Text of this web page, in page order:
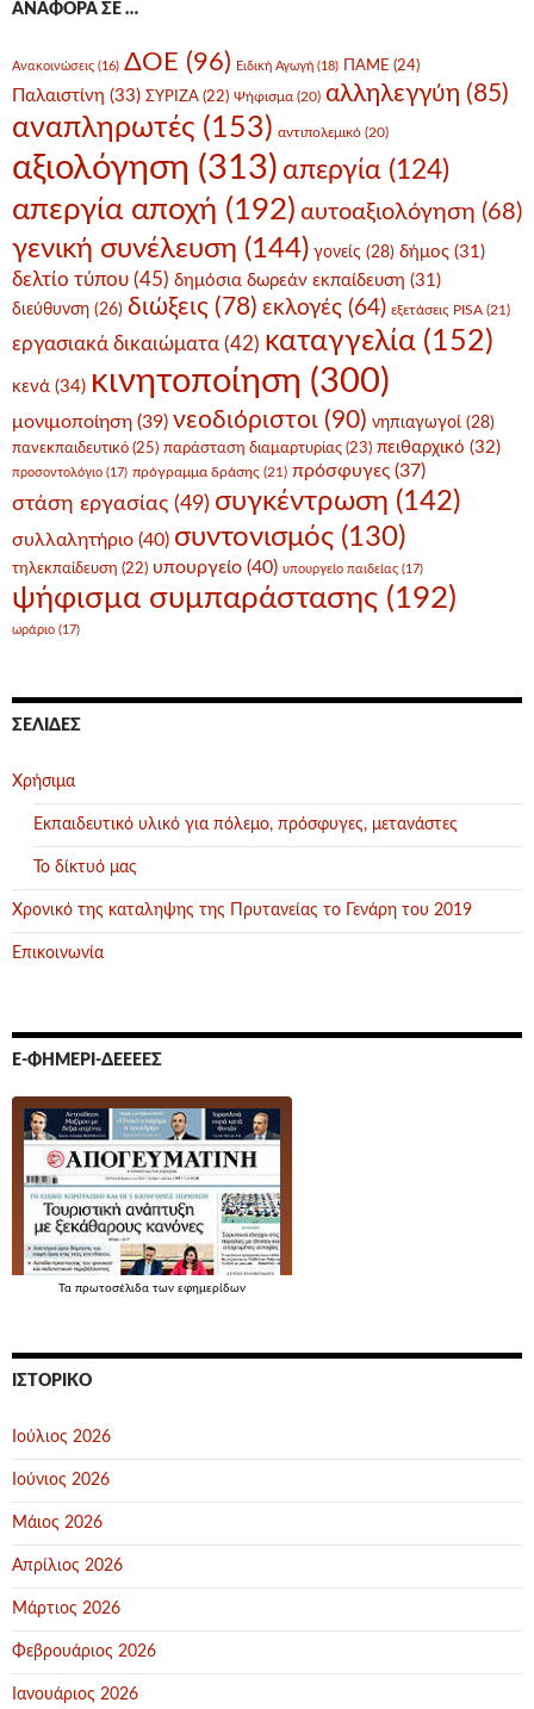
ΑΝΑΦΟΡΆ ΣΕ …
Ανακοινώσεις (16) ΔΟΕ (96) Ειδική Αγωγή (18) ΠΑΜΕ (24)
Παλαιστίνη (33) ΣΥΡΙΖΑ (22) Ψήφισμα (20) αλληλεγγύη (85)
αναπληρωτές (153) αντιπολεμικό (20)
αξιολόγηση (313) απεργία (124)
απεργία αποχή (192) αυτοαξιολόγηση (68)
γενική συνέλευση (144) γονείς (28) δήμος (31)
δελτίο τύπου (45) δημόσια δωρεάν εκπαίδευση (31)
διεύθυνση (26) διώξεις (78) εκλογές (64) εξετάσεις PISA (21)
εργασιακά δικαιώματα (42) καταγγελία (152)
κενά (34) κινητοποίηση (300)
μονιμοποίηση (39) νεοδιόριστοι (90) νηπιαγωγοί (28)
πανεκπαιδευτικό (25) παράσταση διαμαρτυρίας (23) πειθαρχικό (32)
προσοντολόγιο (17) πρόγραμμα δράσης (21) πρόσφυγες (37)
στάση εργασίας (49) συγκέντρωση (142)
συλλαλητήριο (40) συντονισμός (130)
τηλεκπαίδευση (22) υπουργείο (40) υπουργείο παιδείας (17)
ψήφισμα συμπαράστασης (192)
ωράριο (17)
ΣΕΛΊΔΕΣ
Χρήσιμα
Εκπαιδευτικό υλικό για πόλεμο, πρόσφυγες, μετανάστες
Το δίκτυό μας
Χρονικό της καταληψης της Πρυτανείας το Γενάρη του 2019
Επικοινωνία
Ε-ΦΗΜΕΡΊ-ΔΕΕΕΕΣ
Τα πρωτοσέλιδα των εφημερίδων
ΙΣΤΟΡΙΚΌ
Ιούλιος 2026
Ιούνιος 2026
Μάιος 2026
Απρίλιος 2026
Μάρτιος 2026
Φεβρουάριος 2026
Ιανουάριος 2026